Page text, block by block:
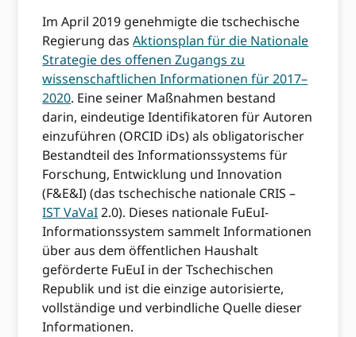
Im April 2019 genehmigte die tschechische
Regierung dasAktionsplan für die Nationale
Strategie des offenen Zugangs zu
wissenschaftlichen Informationen für 2017–
2020. Eine seiner Maßnahmen bestand
darin, eindeutige Identifikatoren für Autoren
einzuführen (ORCID iDs) als obligatorischer
Bestandteil des Informationssystems für
Forschung, Entwicklung und Innovation
(F&E&I) (das tschechische nationale CRIS –
IST VaVaI2.0). Dieses nationale FuEuI-
Informationssystem sammelt Informationen
über aus dem öffentlichen Haushalt
geförderte FuEuI in der Tschechischen
Republik und ist die einzige autorisierte,
vollständige und verbindliche Quelle dieser
Informationen.